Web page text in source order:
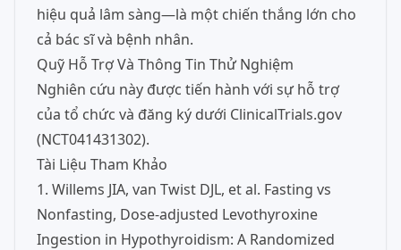
hiệu quả lâm sàng—là một chiến thắng lớn cho
cả bác sĩ và bệnh nhân.
Quỹ Hỗ Trợ Và Thông Tin Thử Nghiệm
Nghiên cứu này được tiến hành với sự hỗ trợ
của tổ chức và đăng ký dưới ClinicalTrials.gov
(NCT041431302).
Tài Liệu Tham Khảo
1. Willems JIA, van Twist DJL, et al. Fasting vs
Nonfasting, Dose-adjusted Levothyroxine
Ingestion in Hypothyroidism: A Randomized